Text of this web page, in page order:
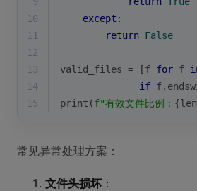
10
except :
11
return
False
12
13
valid_files = [f for f
14
if
15
print (f"有效文件比例： {len
常见异常处理方案：
文件头损坏 ：